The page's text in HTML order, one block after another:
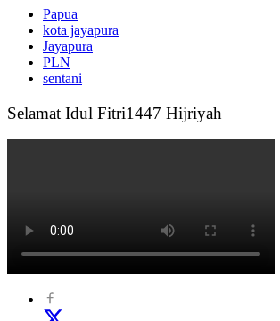
Papua
kota jayapura
Jayapura
PLN
sentani
Selamat Idul Fitri1447 Hijriyah